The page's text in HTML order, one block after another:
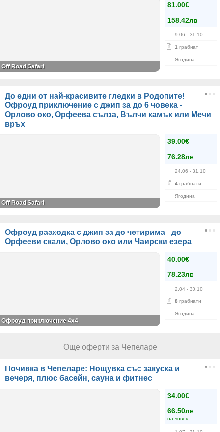
81.00€
158.42лв
9.06 - 31.10
1 грабнат
Ягодина
Оff Road Safari
До едни от най-красивите гледки в Родопите!
Офроуд приключение с джип за до 6 човека -
Орлово око, Орфеева сълза, Вълчи камък или Мечи
връх
39.00€
76.28лв
24.06 - 31.10
4 грабнати
Ягодина
Оff Road Safari
Офроуд разходка с джип за до четирима - до
Орфееви скали, Орлово око или Чаирски езера
40.00€
78.23лв
2.04 - 30.10
8 грабнати
Ягодина
Офроуд приключение 4x4
Още оферти за Чепеларе
Почивка в Чепеларе: Нощувка със закуска и
вечеря, плюс басейн, сауна и фитнес
34.00€
66.50лв
на човек